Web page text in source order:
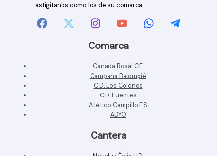
astigitanos como los de su comarca.
Comarca
Cañada Rosal C.F.
Campana Balompié
C.D. Los Colonos
C.D. Fuentes
Atlético Campillo F.S.
ADYO
Cantera